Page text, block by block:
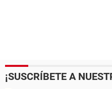
¡SUSCRÍBETE A